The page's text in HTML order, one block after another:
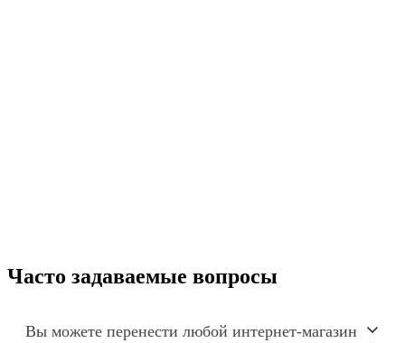
Часто задаваемые вопросы
Вы можете перенести любой интернет-магазин